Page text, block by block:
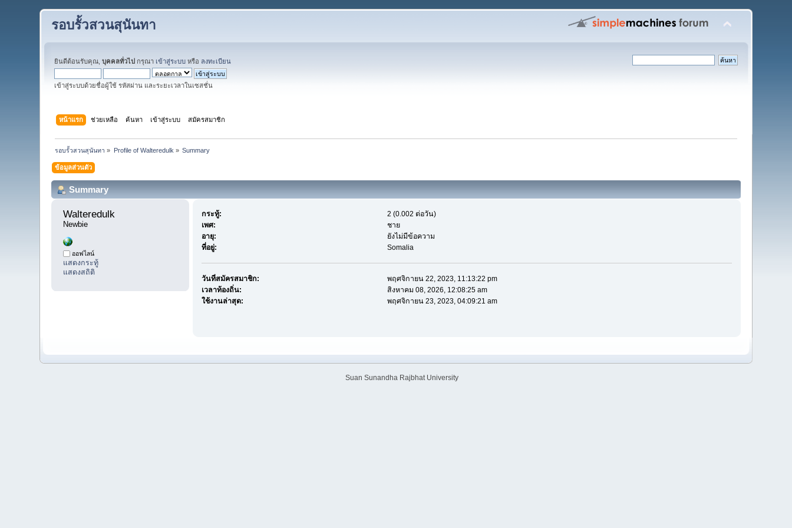
รอบรั้วสวนสุนันทา
ยินดีต้อนรับคุณ,บุคคลทั่วไป กรุณา เข้าสู่ระบบ หรือ ลงทะเบียน
เข้าสู่ระบบด้วยชื่อผู้ใช้ รหัสผ่าน และระยะเวลาในเซสชั่น
หน้าแรก ช่วยเหลือ ค้นหา เข้าสู่ระบบ สมัครสมาชิก
รอบรั้วสวนสุนันทา » Profile of Walteredulk » Summary
ข้อมูลส่วนตัว
Summary
Walteredulk
Newbie
ออฟไลน์
แสดงกระทู้
แสดงสถิติ
กระทู้:
2 (0.002 ต่อวัน)
เพศ:
ชาย
อายุ:
ยังไม่มีข้อความ
ที่อยู่:
Somalia
วันที่สมัครสมาชิก:
พฤศจิกายน 22, 2023, 11:13:22 pm
เวลาท้องถิ่น:
สิงหาคม 08, 2026, 12:08:25 am
ใช้งานล่าสุด:
พฤศจิกายน 23, 2023, 04:09:21 am
Suan Sunandha Rajbhat University